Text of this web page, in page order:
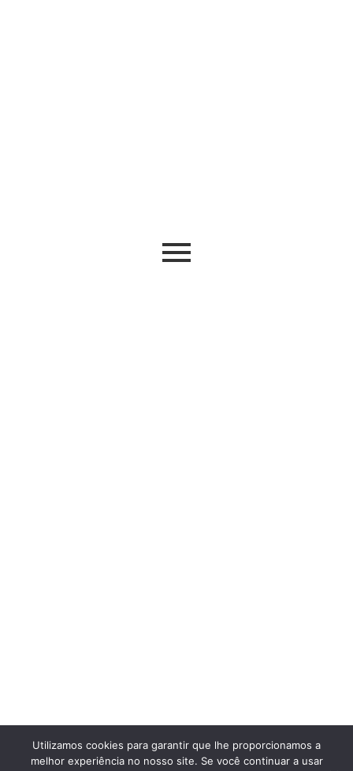
Utilizamos cookies para garantir que lhe proporcionamos a
melhor experiência no nosso site. Se você continuar a usar